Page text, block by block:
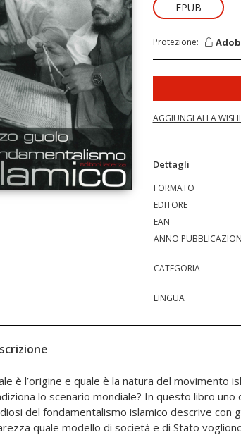
EPUB
Protezione:
AGGIUNGI ALLA
Dettagli
FORMATO
EDITORE
EAN
ANNO
CATEGORIA
LINGUA
è l’origine e quale è la natura del movimento
lo scenario mondiale? In questo libro uno
del fondamentalismo islamico descrive con
quale modello di società e di Stato
in Algeria, in Iran come in Arabia Saudita, nella
come nello stesso Occidente. E ci offre gli
alla domanda cruciale: l’attacco alle Twin
di una escalation politica e militare o l’ultimo